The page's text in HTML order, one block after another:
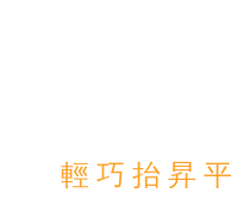
輕 巧 抬 昇